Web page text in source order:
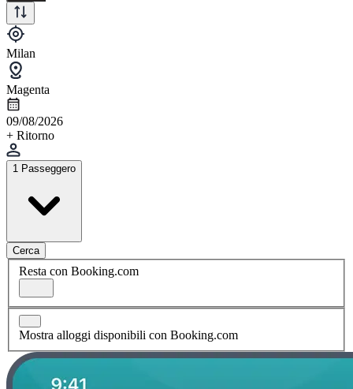
Milan
Magenta
09/08/2026
+ Ritorno
1 Passeggero
Cerca
Resta con Booking.com
Mostra alloggi disponibili con Booking.com